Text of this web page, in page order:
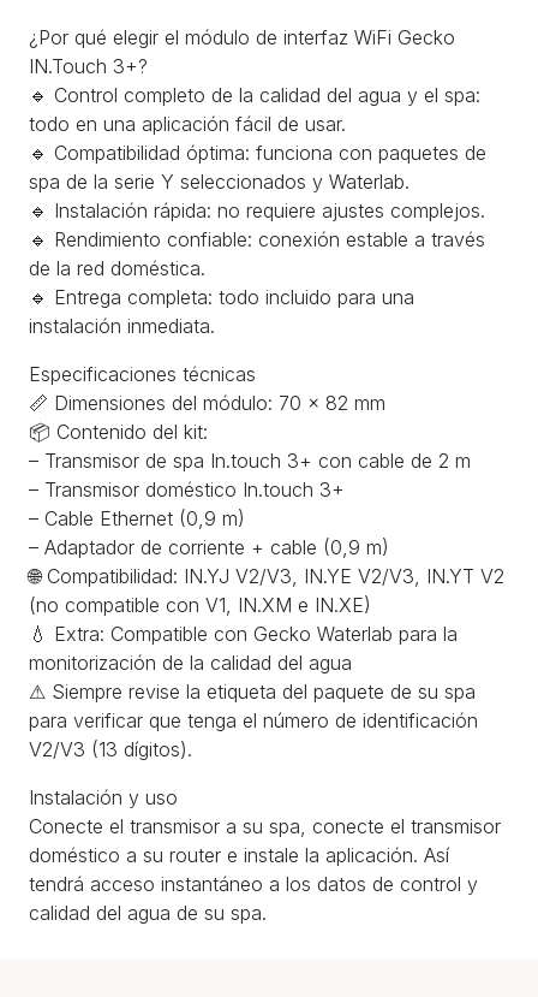
¿Por qué elegir el módulo de interfaz WiFi Gecko
IN.Touch 3+?
🔹 Control completo de la calidad del agua y el spa:
todo en una aplicación fácil de usar.
🔹 Compatibilidad óptima: funciona con paquetes de
spa de la serie Y seleccionados y Waterlab.
🔹 Instalación rápida: no requiere ajustes complejos.
🔹 Rendimiento confiable: conexión estable a través
de la red doméstica.
🔹 Entrega completa: todo incluido para una
instalación inmediata.
Especificaciones técnicas
📏 Dimensiones del módulo: 70 × 82 mm
📦 Contenido del kit:
– Transmisor de spa In.touch 3+ con cable de 2 m
– Transmisor doméstico In.touch 3+
– Cable Ethernet (0,9 m)
– Adaptador de corriente + cable (0,9 m)
🌐 Compatibilidad: IN.YJ V2/V3, IN.YE V2/V3, IN.YT V2
(no compatible con V1, IN.XM e IN.XE)
💧 Extra: Compatible con Gecko Waterlab para la
monitorización de la calidad del agua
⚠ Siempre revise la etiqueta del paquete de su spa
para verificar que tenga el número de identificación
V2/V3 (13 dígitos).
Instalación y uso
Conecte el transmisor a su spa, conecte el transmisor
doméstico a su router e instale la aplicación. Así
tendrá acceso instantáneo a los datos de control y
calidad del agua de su spa.